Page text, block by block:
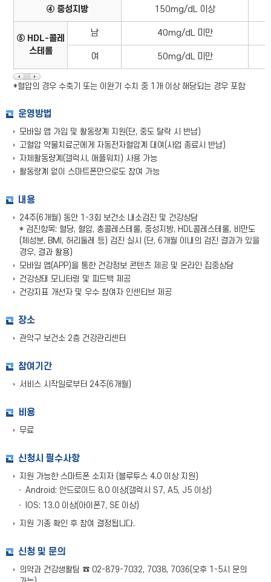
④ 중성지방 150mg/dL 이상
⑤ HDL-콜레
스테롤
남 40mg/dL 미만
여 50mg/dL 미만
*혈압의 경우 수축기 또는 이완기 수치 중 1개 이상 해당되는 경우 포함
운영방법
모바일 앱 가입 및 활동량계 지원(단, 중도 탈락 시 반납)
고혈압 약물치료군에게 자동전자혈압계 대여(사업 종료시 반납)
자체활동량계(갤럭시, 애플워치) 사용 가능
활동량계 없이 스마트폰만으로도 참여 가능
내용
24주(6개월) 동안 1-3회 보건소 내소검진 및 건강상담
* 검진항목: 혈당, 혈압, 총콜레스테롤, 중성지방, HDL콜레스테롤, 비만도
(체성분, BMI, 허리둘레 등) 검진 실시 (단, 6개월 이내의 검진 결과가 있을
경우, 결과 활용)
모바일 앱(APP)을 통한 건강정보 콘텐츠 제공 및 온라인 집중상담
건강상태 모니터링 및 피드백 제공
건강지표 개선자 및 우수 참여자 인센티브 제공
장소
관악구 보건소 2층 건강관리센터
참여기간
서비스 시작일로부터 24주(6개월)
비용
무료
신청시 필수사항
지원 가능한 스마트폰 소지자 (블루투스 4.0 이상 지원)
Android: 안드로이드 8.0 이상(갤럭시 S7, A5, J5 이상)
IOS: 13.0 이상(아이폰7, SE 이상)
지원 기종 확인 후 참여 결정됩니다.
신청 및 문의
의약과 건강생활팀 ☎ 02-879-7032, 7038, 7036(오후 1-5시 문의